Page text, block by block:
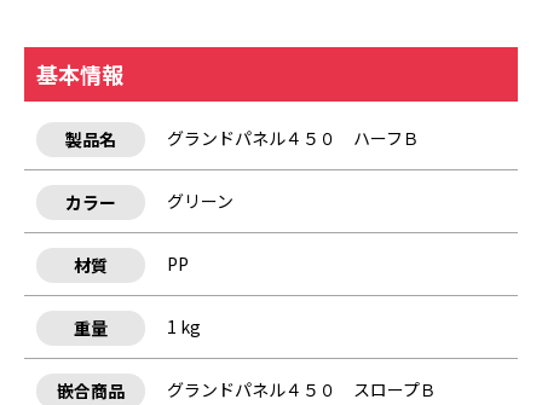
基本情報
製品名 グランドパネル４５０ ハーフＢ
カラー グリーン
材質 PP
重量 1 kg
嵌合商品
グランドパネル４５０ スロープＢ